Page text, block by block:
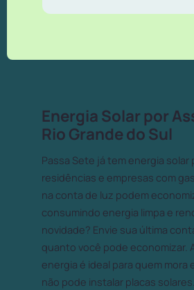
Energia Solar por
Rio Grande do Sul
Passa Sete já tem energia solar
residências e empresas com
na conta de luz podem
consumindo energia limpa e
novidade? Envie sua última
quanto você pode economizar.
energia é ideal para quem mora
não pode instalar placas